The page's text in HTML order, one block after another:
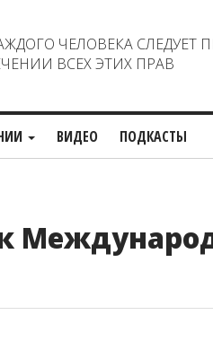
ЧЕЛОВЕКА СЛЕДУЕТ
ВСЕХ ЭТИХ ПРАВ
ВИДЕО ПОДКАСТЫ
к